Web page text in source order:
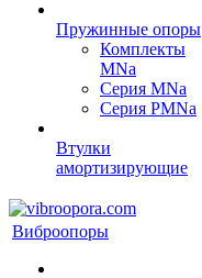
Пружинные опоры
Комплекты
MNa
Серия MNa
Серия PMNa
Втулки
амортизирующие
Виброопоры